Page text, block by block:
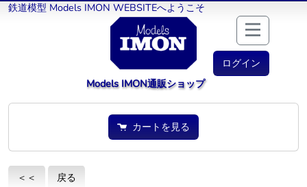
鉄道模型 Models IMON WEBSITEへようこそ
ログイン
Models IMON通販ショップ
カートを見る
＜＜ 戻る